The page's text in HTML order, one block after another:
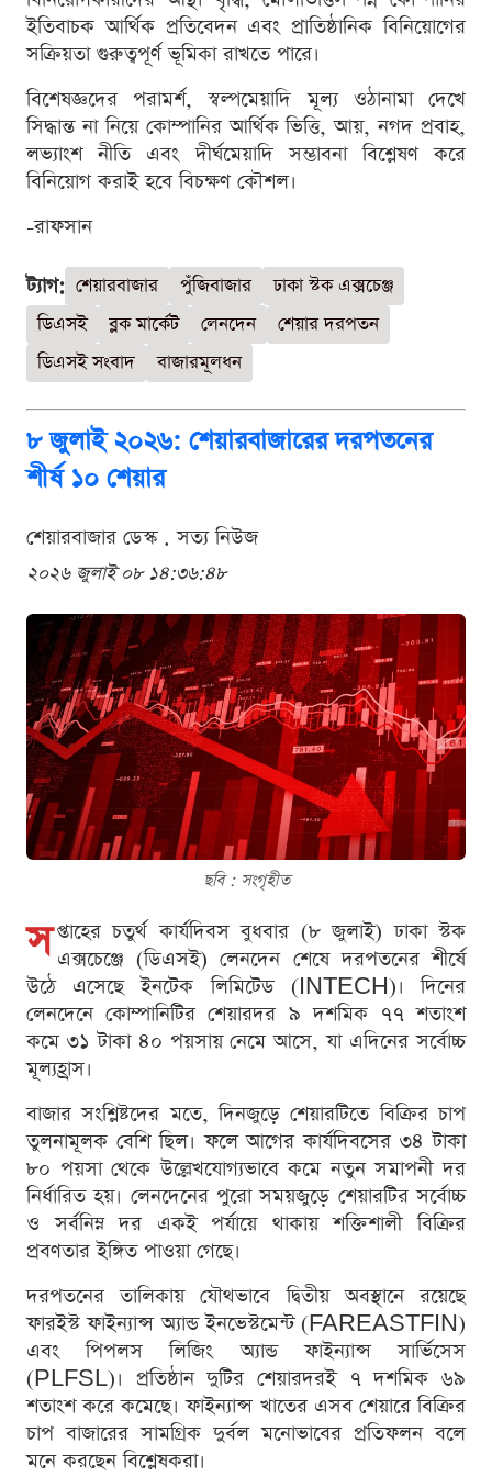
ইতিবাচক আর্থিক প্রতিবেদন এবং প্রাতিষ্ঠানিক বিনিয়োগের
সক্রিয়তা গুরুত্বপূর্ণ ভূমিকা রাখতে পারে।
বিশেষজ্ঞদের পরামর্শ, স্বল্পমেয়াদি মূল্য ওঠানামা দেখে
সিদ্ধান্ত না নিয়ে কোম্পানির আর্থিক ভিত্তি, আয়, নগদ প্রবাহ,
লভ্যাংশ নীতি এবং দীর্ঘমেয়াদি সম্ভাবনা বিশ্লেষণ করে
বিনিয়োগ করাই হবে বিচক্ষণ কৌশল।
-রাফসান
ট্যাগ: শেয়ারবাজার পুঁজিবাজার
ঢাকা স্টক এক্সচেঞ্জ
ডিএসই
ব্লক মার্কেট লেনদেন
শেয়ার দরপতন
ডিএসই সংবাদ
বাজারমূলধন
৮ জুলাই ২০২৬: শেয়ারবাজারের দরপতনের
শীর্ষ ১০ শেয়ার
শেয়ারবাজার ডেস্ক . সত্য নিউজ
২০২৬ জুলাই ০৮ ১৪:৩৬:৪৮
ছবি : সংগৃহীত
স প্তাহের চতুর্থ কার্যদিবস বুধবার (৮ জুলাই) ঢাকা স্টক
এক্সচেঞ্জে (ডিএসই) লেনদেন শেষে দরপতনের শীর্ষে
উঠে এসেছে ইনটেক লিমিটেড (INTECH)। দিনের
লেনদেনে কোম্পানিটির শেয়ারদর ৯ দশমিক ৭৭ শতাংশ
কমে ৩১ টাকা ৪০ পয়সায় নেমে আসে, যা এদিনের সর্বোচ্চ
মূল্যহ্রাস।
বাজার সংশ্লিষ্টদের মতে, দিনজুড়ে শেয়ারটিতে বিক্রির চাপ
তুলনামূলক বেশি ছিল। ফলে আগের কার্যদিবসের ৩৪ টাকা
৮০ পয়সা থেকে উল্লেখযোগ্যভাবে কমে নতুন সমাপনী দর
নির্ধারিত হয়। লেনদেনের পুরো সময়জুড়ে শেয়ারটির সর্বোচ্চ
ও সর্বনিম্ন দর একই পর্যায়ে থাকায় শক্তিশালী বিক্রির
প্রবণতার ইঙ্গিত পাওয়া গেছে।
দরপতনের তালিকায় যৌথভাবে দ্বিতীয় অবস্থানে রয়েছে
ফারইস্ট ফাইন্যান্স অ্যান্ড ইনভেস্টমেন্ট (FAREASTFIN)
এবং পিপলস লিজিং অ্যান্ড ফাইন্যান্স সার্ভিসেস
(PLFSL)। প্রতিষ্ঠান দুটির শেয়ারদরই ৭ দশমিক ৬৯
শতাংশ করে কমেছে। ফাইন্যান্স খাতের এসব শেয়ারে বিক্রির
চাপ বাজারের সামগ্রিক দুর্বল মনোভাবের প্রতিফলন বলে
মনে করছেন বিশ্লেষকরা।